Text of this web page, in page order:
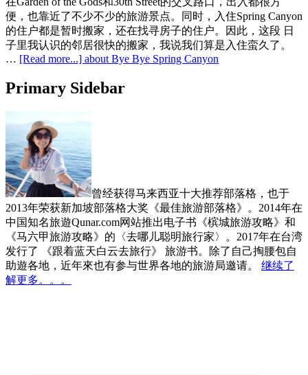
便，也靠近了不少不少的旅游景点。同时，入住Spring Canyon
的住户都是暂时搬家，还在找寻房子的住户。因此，这段 日
子里我认识的邻居很快的搬家，我说我们算是入住蛮久了。
… [Read more...] about Bye Bye Spring Canyon
Primary Sidebar
曾经获得马来西亚十大推荐部落格，也于
2013年荣获新加坡部落格大奖《最佳旅游部落格》。2014年在
中国知名旅遊Qunar.com网站推出电子书《槟城旅游攻略》和
《马六甲旅游攻略》的〈去哪儿聪明旅行家〉。2017年在台湾
发行了 《跟着蓝天白云去旅行》 旅游书。除了自己掏腰包自
助遊各地，近年來也有参与世界各地的旅游局邀请。 继续了
解更多。。。